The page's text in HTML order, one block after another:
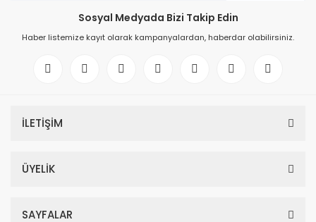
Sosyal Medyada Bizi Takip Edin
Haber listemize kayıt olarak kampanyalardan, haberdar olabilirsiniz.
İLETİŞİM
ÜYELİK
SAYFALAR